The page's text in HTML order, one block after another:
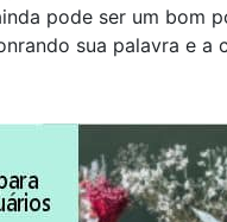
pode ser um bom
sua palavra e a